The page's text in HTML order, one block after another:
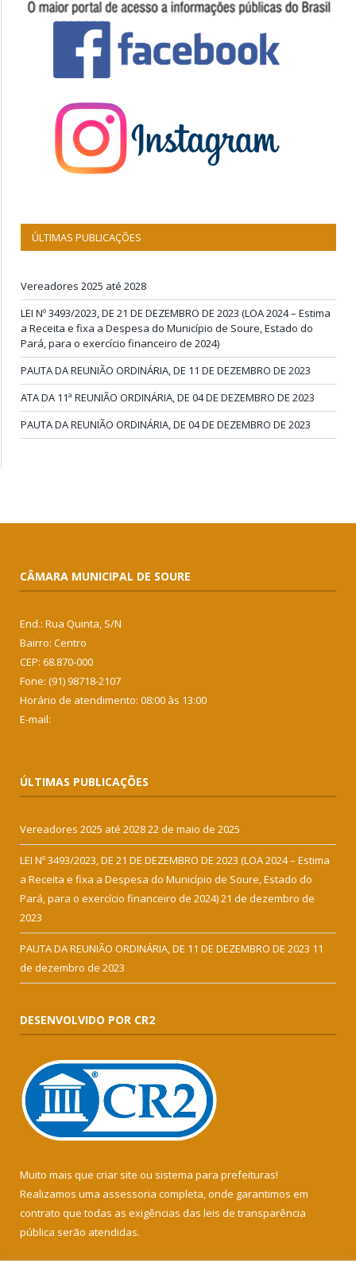
ÚLTIMAS PUBLICAÇÕES
Vereadores 2025 até 2028
LEI Nº 3493/2023, DE 21 DE DEZEMBRO DE 2023 (LOA 2024 – Estima
a Receita e fixa a Despesa do Município de Soure, Estado do
Pará, para o exercício financeiro de 2024)
PAUTA DA REUNIÃO ORDINÁRIA, DE 11 DE DEZEMBRO DE 2023
ATA DA 11ª REUNIÃO ORDINÁRIA, DE 04 DE DEZEMBRO DE 2023
PAUTA DA REUNIÃO ORDINÁRIA, DE 04 DE DEZEMBRO DE 2023
CÂMARA MUNICIPAL DE SOURE
End.: Rua Quinta, S/N
Bairro: Centro
CEP: 68.870-000
Fone: (91) 98718-2107
Horário de atendimento: 08:00 às 13:00
E-mail:
ÚLTIMAS PUBLICAÇÕES
Vereadores 2025 até 202822 de maio de 2025
LEI Nº 3493/2023, DE 21 DE DEZEMBRO DE 2023 (LOA 2024 – Estima
a Receita e fixa a Despesa do Município de Soure, Estado do
Pará, para o exercício financeiro de 2024)21 de dezembro de
2023
PAUTA DA REUNIÃO ORDINÁRIA, DE 11 DE DEZEMBRO DE 2023 11
de dezembro de 2023
DESENVOLVIDO POR CR2
Muito mais que criar site ou sistema para prefeituras!
Realizamos uma assessoria completa, onde garantimos em
contrato que todas as exigências das leis de transparência
pública serão atendidas.